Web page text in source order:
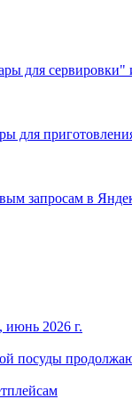
для
для
запросам в
2026 г.
посуды